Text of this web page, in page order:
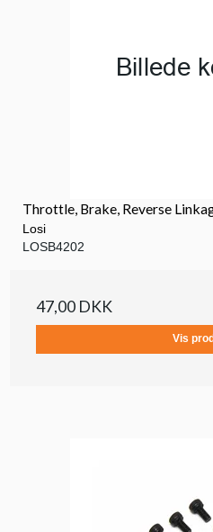
Throttle, Brake, Reverse
Losi
LOSB4202
47,00 DKK
Vis